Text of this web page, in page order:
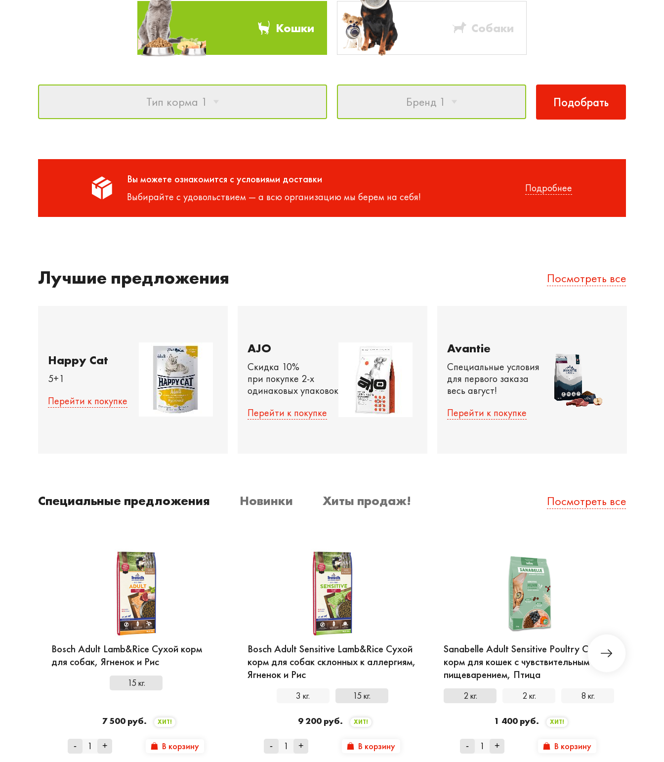
Кошки Собаки
Тип корма 1 Бренд 1 Подобрать
Вы можете ознакомится с условиями доставки
Выбирайте с удовольствием — а всю организацию мы берем на себя!
Подробнее
Лучшие предложения Посмотреть все
Happy Cat
5+1
Перейти к покупке
AJO
Скидка 10%
при покупке 2-х
одинаковых упаковок
Перейти к покупке
Avantie
Специальные условия
для первого заказа
весь август!
Перейти к покупке
Специальные предложения Новинки Хиты продаж! Посмотреть все
Bosch Adult Lamb&Rice Сухой корм
для собак, Ягненок и Рис
15 кг.
7 500 руб. ХИТ!
- + В корзину
Bosch Adult Sensitive Lamb&Rice Сухой
корм для собак склонных к аллергиям,
Ягненок и Рис
3 кг. 15 кг.
9 200 руб. ХИТ!
- + В корзину
Sanabelle Adult Sensitive Poultry Сухой
корм для кошек с чувствительным
пищеварением, Птица
2 кг. 2 кг. 8 кг.
1 400 руб. ХИТ!
- + В корзину